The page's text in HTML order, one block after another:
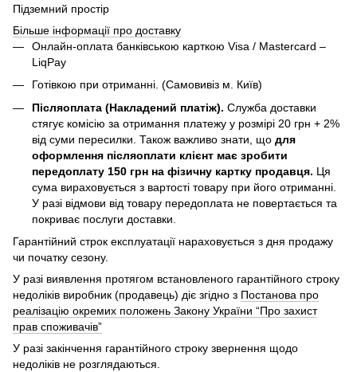
Підземний простір
Більше інформації про доставку
Онлайн-оплата банківською карткою Visa / Mastercard –
LiqPay
Готівкою при отриманні. (Самовивіз м. Київ)
Післяоплата (Накладений платіж). Служба доставки
стягує комісію за отримання платежу у розмірі 20 грн + 2%
від суми пересилки. Також важливо знати, що для
оформлення післяоплати клієнт має зробити
передоплату 150 грн на фізичну картку продавця. Ця
сума вираховується з вартості товару при його отриманні.
У разі відмови від товару передоплата не повертається та
покриває послуги доставки.
Гарантійний строк експлуатації нараховується з дня продажу
чи початку сезону.
У разі виявлення протягом встановленого гарантійного строку
недоліків виробник (продавець) діє згідно з Постанова про
реалізацію окремих положень Закону України “Про захист
прав споживачів”
У разі закінчення гарантійного строку звернення щодо
недоліків не розглядаються.